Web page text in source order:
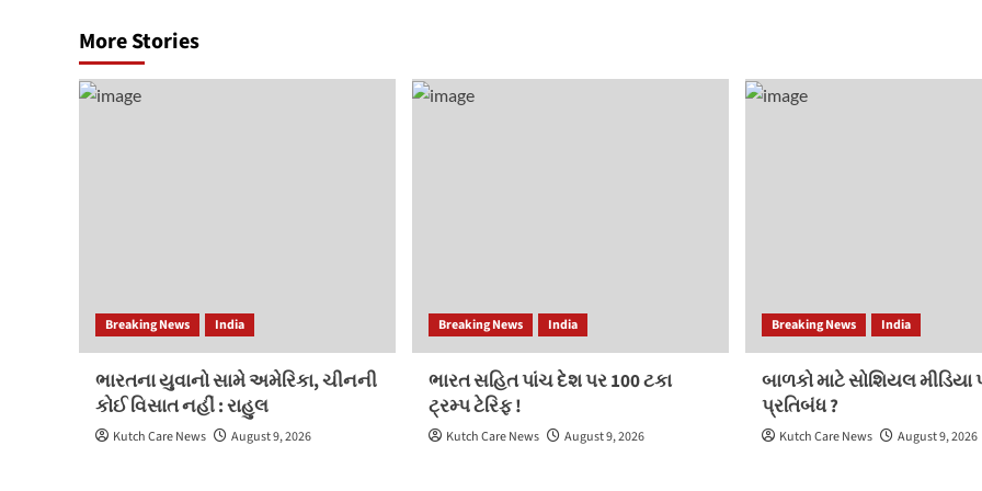
More Stories
Breaking News India
ભારતના યુવાનો સામે અમેરિકા, ચીનની
કોઈ વિસાત નહીં : રાહુલ
Kutch Care News August 9, 2026
Breaking News India
ભારત સહિત પાંચ દેશ પર 100 ટકા
ટ્રમ્પ ટેરિફ !
Kutch Care News August 9, 2026
Breaking News India
બાળકો માટે સોશિયલ મીડિયા
પ્રતિબંધ ?
Kutch Care News August 9, 2026